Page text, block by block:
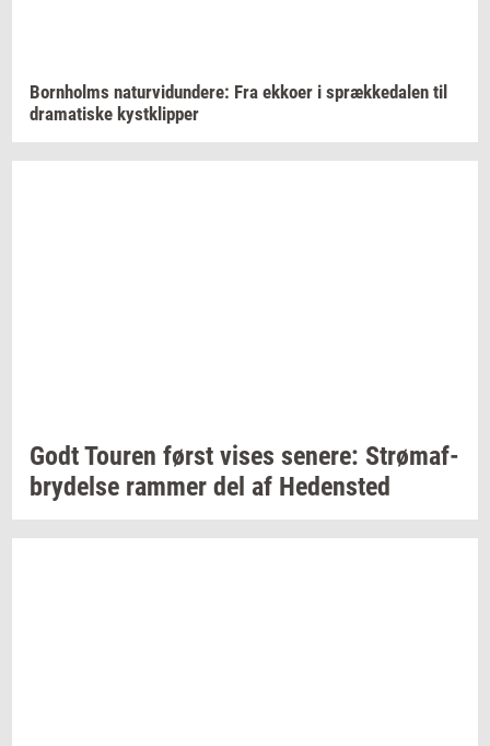
Born­holms na­tur­vi­dun­de­re: Fra ek­ko­er i spræk­ke­da­len til
dra­ma­ti­ske kyst­klip­per
GodtTou­ren først vises se­ne­re: Strø­maf­
bry­del­se ram­mer del af He­den­sted